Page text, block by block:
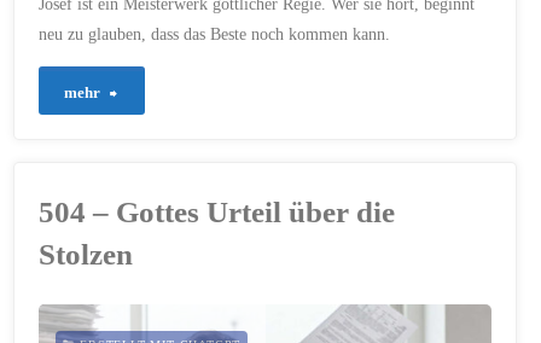
neu zu glauben, dass das Beste noch kommen kann.
mehr
beste
504 – Gottes Urteil über die
Stolzen